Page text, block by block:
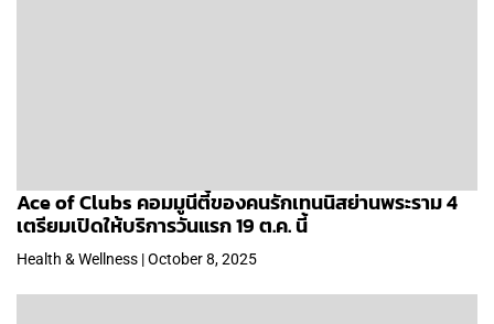
Ace of Clubs คอมมูนีตี้ของคนรักเทนนิสย่านพระราม 4
เตรียมเปิดให้บริการวันแรก 19 ต.ค. นี้
Health & Wellness | October 8, 2025